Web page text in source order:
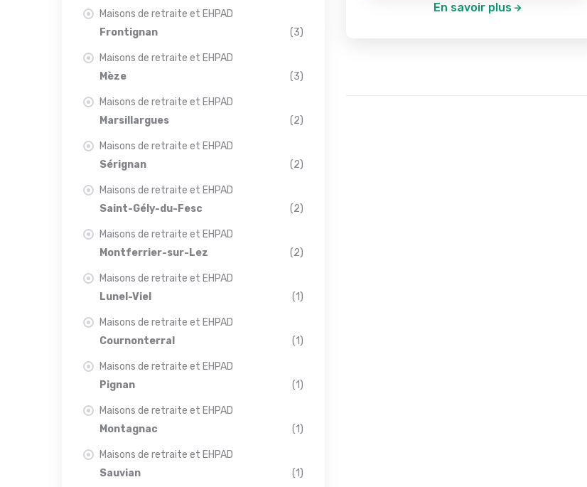
En savoir plus
Maisons de retraite et EHPAD
Frontignan
(3)
Maisons de retraite et EHPAD
Mèze
(3)
Maisons de retraite et EHPAD
Marsillargues
(2)
Maisons de retraite et EHPAD
Sérignan
(2)
Maisons de retraite et EHPAD
Saint-Gély-du-Fesc
(2)
Maisons de retraite et EHPAD
Montferrier-sur-Lez
(2)
Maisons de retraite et EHPAD
Lunel-Viel
(1)
Maisons de retraite et EHPAD
Cournonterral
(1)
Maisons de retraite et EHPAD
Pignan
(1)
Maisons de retraite et EHPAD
Montagnac
(1)
Maisons de retraite et EHPAD
Sauvian
(1)